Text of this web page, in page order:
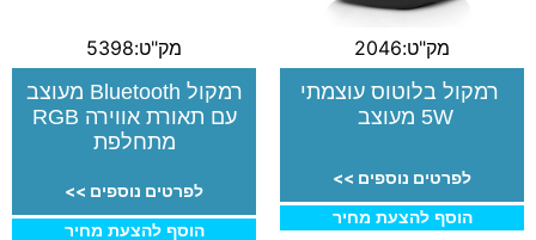
מק"ט:2046
רמקול בלוטוס עוצמתי
5W מעוצב
לפרטים נוספים >>
הוסף להצעת מחיר
מק"ט:5398
רמקול Bluetooth מעוצב
עם תאורת אווירה RGB
מתחלפת
לפרטים נוספים >>
הוסף להצעת מחיר